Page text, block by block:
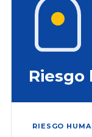
Riesgo
RIESGO